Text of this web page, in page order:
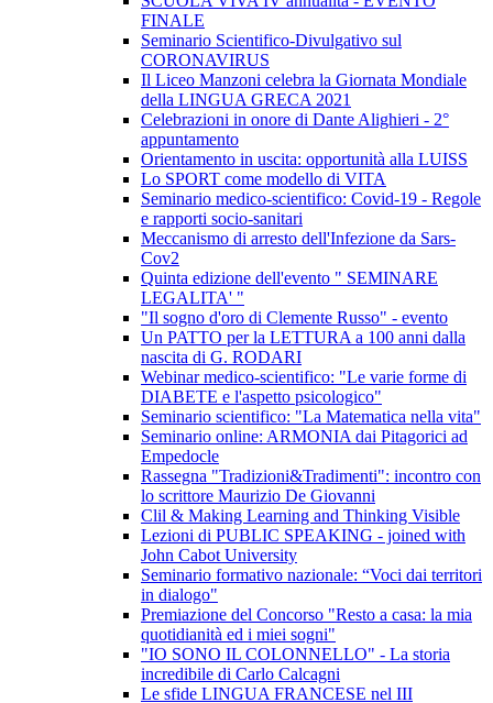
FINALE
Seminario Scientifico-Divulgativo sul
CORONAVIRUS
Il Liceo Manzoni celebra la Giornata Mondiale
della LINGUA GRECA 2021
Celebrazioni in onore di Dante Alighieri - 2°
appuntamento
Orientamento in uscita: opportunità alla LUISS
Lo SPORT come modello di VITA
Seminario medico-scientifico: Covid-19 - Regole
e rapporti socio-sanitari
Meccanismo di arresto dell'Infezione da Sars-
Cov2
Quinta edizione dell'evento " SEMINARE
LEGALITA' "
"Il sogno d'oro di Clemente Russo" - evento
Un PATTO per la LETTURA a 100 anni dalla
nascita di G. RODARI
Webinar medico-scientifico: "Le varie forme di
DIABETE e l'aspetto psicologico"
Seminario scientifico: "La Matematica nella vita"
Seminario online: ARMONIA dai Pitagorici ad
Empedocle
Rassegna "Tradizioni&Tradimenti": incontro con
lo scrittore Maurizio De Giovanni
Clil & Making Learning and Thinking Visible
Lezioni di PUBLIC SPEAKING - joined with
John Cabot University
Seminario formativo nazionale: “Voci dai territori
in dialogo"
Premiazione del Concorso "Resto a casa: la mia
quotidianità ed i miei sogni"
"IO SONO IL COLONNELLO" - La storia
incredibile di Carlo Calcagni
Le sfide LINGUA FRANCESE nel III